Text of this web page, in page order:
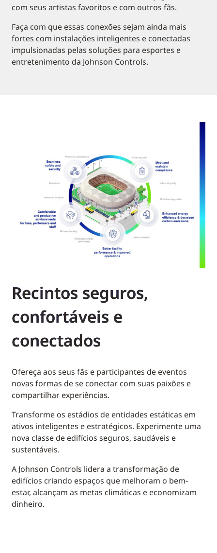
com seus artistas favoritos e com outros fãs.
Faça com que essas conexões sejam ainda mais
fortes com instalações inteligentes e conectadas
impulsionadas pelas soluções para esportes e
entretenimento da Johnson Controls.
Recintos seguros,
confortáveis e
conectados
Ofereça aos seus fãs e participantes de eventos
novas formas de se conectar com suas paixões e
compartilhar experiências.
Transforme os estádios de entidades estáticas em
ativos inteligentes e estratégicos. Experimente uma
nova classe de edifícios seguros, saudáveis e
sustentáveis.
A Johnson Controls lidera a transformação de
edifícios criando espaços que melhoram o bem-
estar, alcançam as metas climáticas e economizam
dinheiro.